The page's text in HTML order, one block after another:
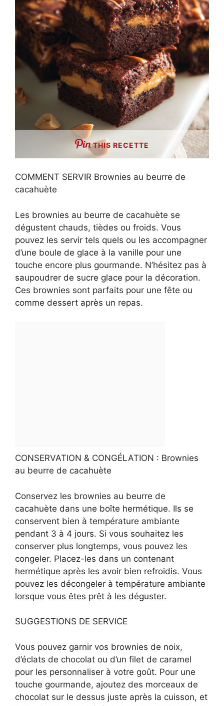
THIS RECETTE
COMMENT SERVIR Brownies au beurre de
cacahuète
Les brownies au beurre de cacahuète se
dégustent chauds, tièdes ou froids. Vous
pouvez les servir tels quels ou les accompagner
d’une boule de glace à la vanille pour une
touche encore plus gourmande. N’hésitez pas à
saupoudrer de sucre glace pour la décoration.
Ces brownies sont parfaits pour une fête ou
comme dessert après un repas.
CONSERVATION & CONGÉLATION : Brownies
au beurre de cacahuète
Conservez les brownies au beurre de
cacahuète dans une boîte hermétique. Ils se
conservent bien à température ambiante
pendant 3 à 4 jours. Si vous souhaitez les
conserver plus longtemps, vous pouvez les
congeler. Placez-les dans un contenant
hermétique après les avoir bien refroidis. Vous
pouvez les décongeler à température ambiante
lorsque vous êtes prêt à les déguster.
SUGGESTIONS DE SERVICE
Vous pouvez garnir vos brownies de noix,
d’éclats de chocolat ou d’un filet de caramel
pour les personnaliser à votre goût. Pour une
touche gourmande, ajoutez des morceaux de
chocolat sur le dessus juste après la cuisson, et